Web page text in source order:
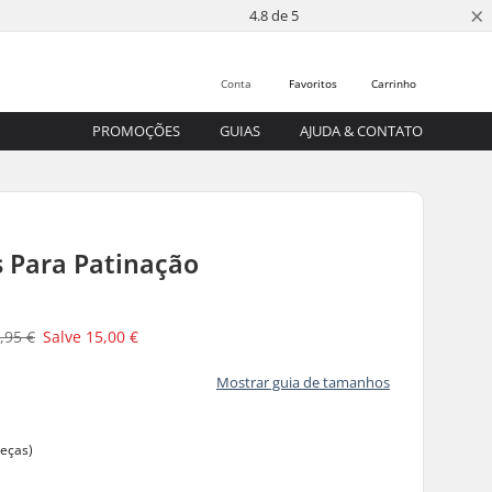
4.8 de 5 ×
Carrinho
Favoritos
Conta
PROMOÇÕES GUIAS AJUDA & CONTATO
Para Patinação
€ Salve 15,00 €
Mostrar guia de tamanhos